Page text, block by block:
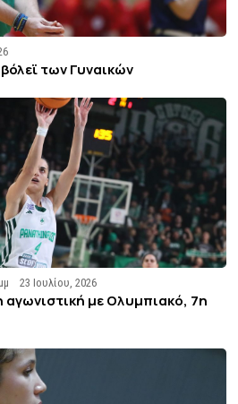
των Γυναικών
23 Ιουλίου, 2026
με Ολυμπιακό, 7η